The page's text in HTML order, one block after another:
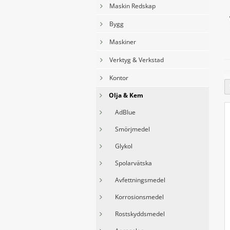
Maskin Redskap
Bygg
Maskiner
Verktyg & Verkstad
Kontor
Olja & Kem
AdBlue
Smörjmedel
Glykol
Spolarvätska
Avfettningsmedel
Korrosionsmedel
Rostskyddsmedel